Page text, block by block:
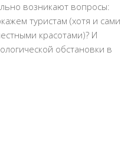
возникают вопросы:
туристам (хотя и сами
красотами)? И
обстановки в